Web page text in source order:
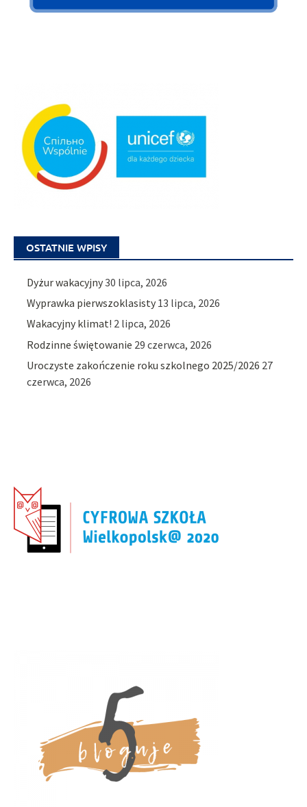
OSTATNIE WPISY
Dyżur wakacyjny30 lipca, 2026
Wyprawka pierwszoklasisty 13 lipca, 2026
Wakacyjny klimat! 2 lipca, 2026
Rodzinne świętowanie 29 czerwca, 2026
Uroczyste zakończenie roku szkolnego 2025/2026 27
czerwca, 2026